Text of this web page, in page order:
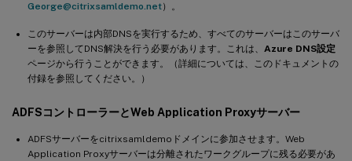
George@citrixsamldemo.net）。
このサーバーは内部DNSを実行するため、すべてのサーバーはこのサーバ
ーを参照してDNS解決を行う必要があります。これは、 Azure DNS設定
ページから行うことができます。（詳細については、このドキュメントの
付録を参照してください。）
ADFSコントローラーとWeb Application Proxyサーバー
ADFSサーバーをcitrixsamldemoドメインに参加させます。Web
Application Proxyサーバーは分離されたワークグループに残る必要があ